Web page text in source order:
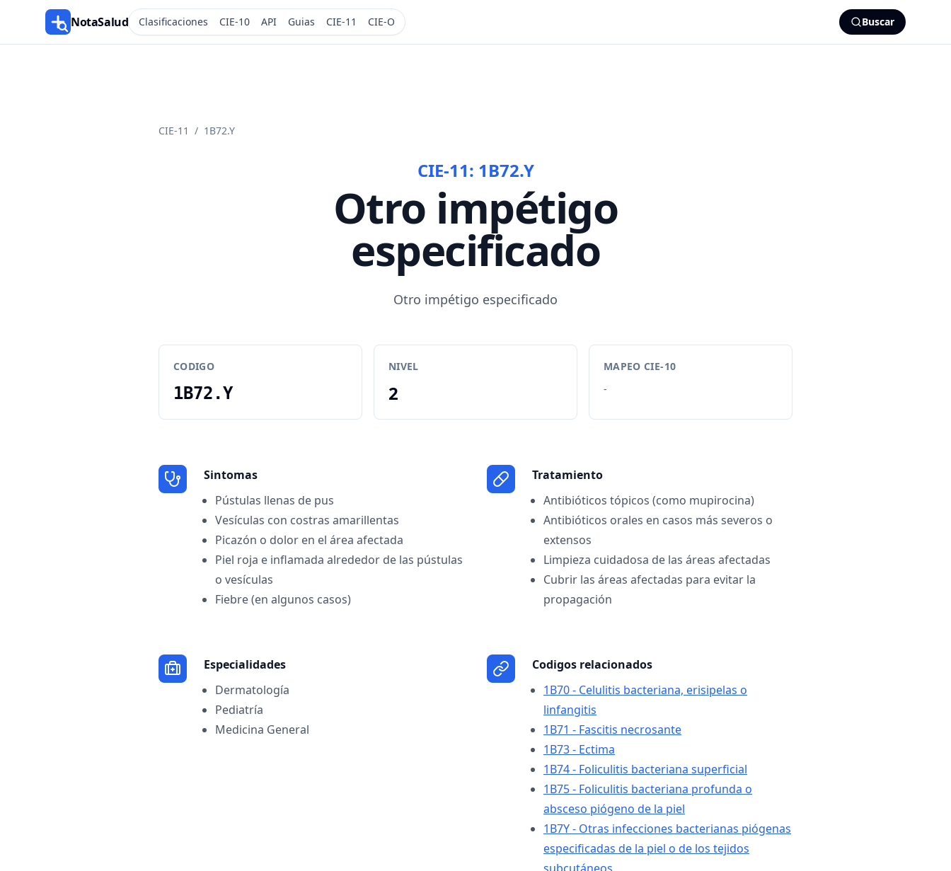
NotaSalud Clasificaciones CIE-10 API Guias CIE-11 CIE-O Buscar
CIE-11 / 1B72.Y
CIE-11: 1B72.Y
Otro impétigo
especificado
Otro impétigo especificado
CODIGO
1B72.Y
NIVEL
2
MAPEO CIE-10
-
Sintomas
Pústulas llenas de pus
Vesículas con costras amarillentas
Picazón o dolor en el área afectada
Piel roja e inflamada alrededor de las pústulas
o vesículas
Fiebre (en algunos casos)
Tratamiento
Antibióticos tópicos (como mupirocina)
Antibióticos orales en casos más severos o
extensos
Limpieza cuidadosa de las áreas afectadas
Cubrir las áreas afectadas para evitar la
propagación
Especialidades
Dermatología
Pediatría
Medicina General
Codigos relacionados
1B70 - Celulitis bacteriana, erisipelas o
linfangitis
1B71 - Fascitis necrosante
1B73 - Ectima
1B74 - Foliculitis bacteriana superficial
1B75 - Foliculitis bacteriana profunda o
absceso piógeno de la piel
1B7Y - Otras infecciones bacterianas piógenas
especificadas de la piel o de los tejidos